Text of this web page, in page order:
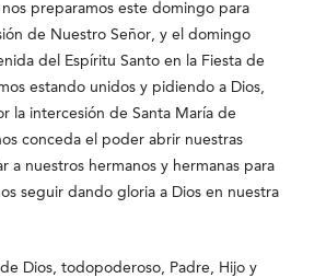
preparamos este domingo para
de Nuestro Señor, y el domingo
del Espíritu Santo en la Fiesta de
estando unidos y pidiendo a Dios,
la intercesión de Santa María de
conceda el poder abrir nuestras
a nuestros hermanos y hermanas para
seguir dando gloria a Dios en nuestra
Dios, todopoderoso, Padre, Hijo y